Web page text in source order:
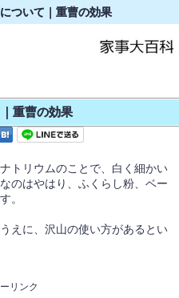
ついて｜重曹の効果
重曹の効果
トリウムのことで、白く細かい
のはやはり、ふくらし粉、ベー
。
えに、沢山の使い方があるとい
リンク